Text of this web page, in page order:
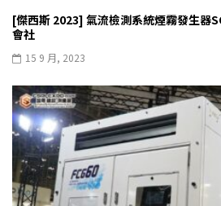
[傑西斯 2023] 氣流檢測系統煙霧發生器
會社
15 9 月, 2023